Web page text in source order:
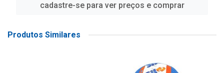
cadastre-se para ver preços e comprar
Produtos Similares